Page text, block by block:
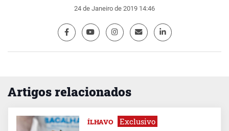
24 de Janeiro de 2019 14:46
Artigos relacionados
ÍLHAVO Exclusivo